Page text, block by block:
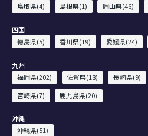
鳥取県(4)
島根県(1) 岡山県(46)
四国
徳島県(5)
香川県(19) 愛媛県(24)
九州
福岡県(202)
佐賀県(18) 長崎県(9)
宮崎県(7)
鹿児島県(20)
沖縄
沖縄県(51)